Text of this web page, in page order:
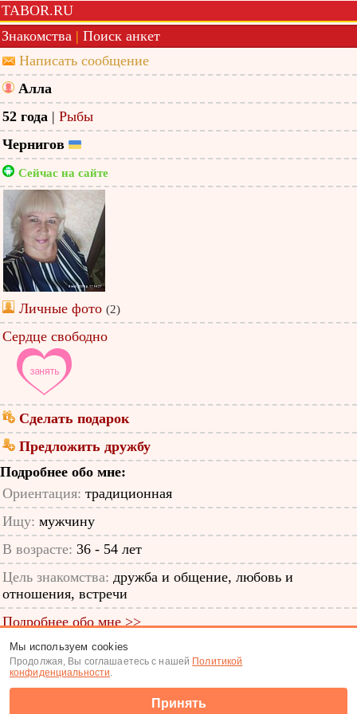
TABOR.RU
Знакомства | Поиск анкет
Написать сообщение
Алла
52 года | Рыбы
Чернигов
Сейчас на сайте
Личные фото (2)
Сердце свободно
Сделать подарок
Предложить дружбу
Подробнее обо мне:
Ориентация: традиционная
Ищу: мужчину
В возрасте: 36 - 54 лет
Цель знакомства: дружба и общение, любовь и
отношения, встречи
Подробнее обо мне >>
ID анкеты: 65041580
Знакомства|Поиск анкет
Мы используем cookies
Продолжая, Вы соглашаетесь с нашей Политикой
конфиденциальности.
Принять